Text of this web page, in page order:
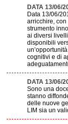
DATA 13/06/
Data 13/06/
arricchire,
strumento
ai diversi
disponibili
cognitivi e di
DATA 13/06/
Sono una
stanno
delle nuove
LIM sia un